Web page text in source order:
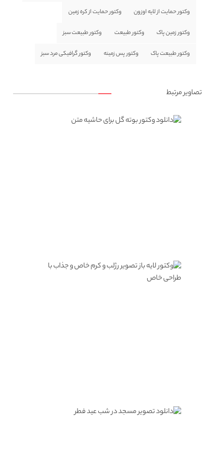
وکتور حمایت از لایه اوزون وکتور حمایت از کره زمین
وکتور زمین پاک وکتور طبیعت وکتور طبیعت سبز
وکتور طبیعت پاک وکتور پس زمینه وکتور گرافیکی مرد سبز
تصاویر مرتبط